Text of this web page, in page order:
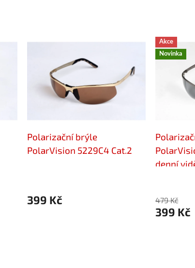
Polarizační brýle
PolarVision 5229C4 Cat.2
399 Kč
Akce
Novinka
denní
479 Kč
399 Kč